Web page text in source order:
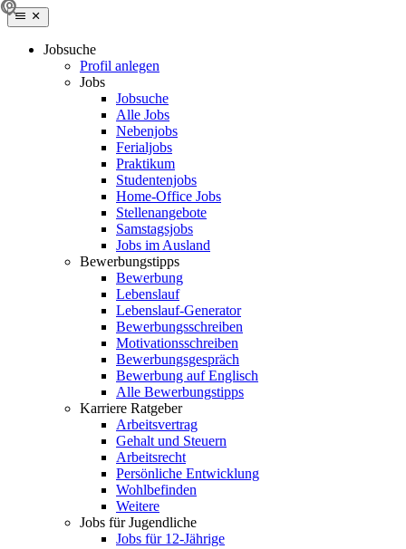
Jobsuche
Profil anlegen
Jobs
Jobsuche
Alle Jobs
Nebenjobs
Ferialjobs
Praktikum
Studentenjobs
Home-Office Jobs
Stellenangebote
Samstagsjobs
Jobs im Ausland
Bewerbungstipps
Bewerbung
Lebenslauf
Lebenslauf-Generator
Bewerbungsschreiben
Motivationsschreiben
Bewerbungsgespräch
Bewerbung auf Englisch
Alle Bewerbungstipps
Karriere Ratgeber
Arbeitsvertrag
Gehalt und Steuern
Arbeitsrecht
Persönliche Entwicklung
Wohlbefinden
Weitere
Jobs für Jugendliche
Jobs für 12-Jährige